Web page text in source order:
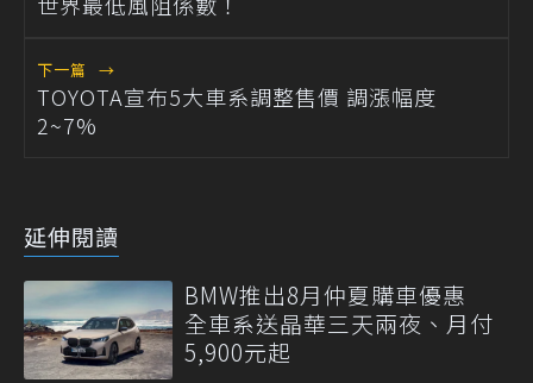
下一篇 →
TOYOTA宣布5大車系調整售價 調漲幅度
2~7%
延伸閱讀
BMW推出8月仲夏購車優惠
全車系送晶華三天兩夜、月付
5,900元起